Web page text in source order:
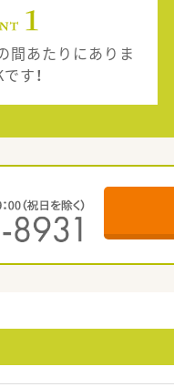
間あたりにありま
す！